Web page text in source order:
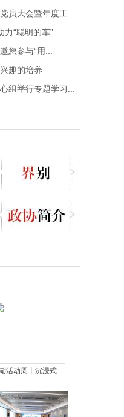
员大会暨年度工...
“聪明的车”...
您参与“用...
趣的培养
组举行专题学习...
活动周丨沉浸式 ...